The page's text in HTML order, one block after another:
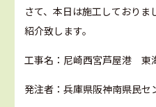
さて、本日は施工しており
紹介致します。
工事名：尼崎西宮芦屋港 東
発注者：兵庫県阪神南県民セ